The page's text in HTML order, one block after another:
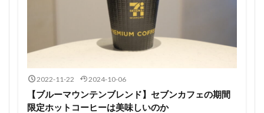
2022-11-22 2024-10-06
【ブルーマウンテンブレンド】セブンカフェの期間
限定ホットコーヒーは美味しいのか